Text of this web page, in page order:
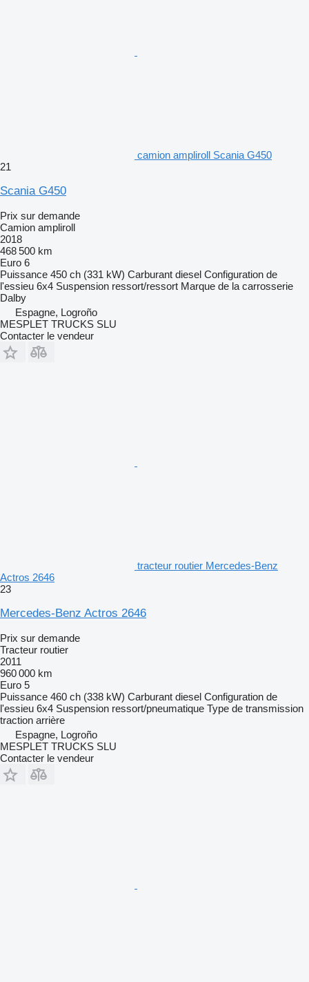
camion ampliroll Scania G450
21
Scania G450
Prix sur demande
Camion ampliroll
2018
468 500 km
Euro 6
Puissance 450 ch (331 kW) Carburant diesel Configuration de
l'essieu 6x4 Suspension ressort/ressort Marque de la carrosserie
Dalby
Espagne, Logroño
MESPLET TRUCKS SLU
Contacter le vendeur
tracteur routier Mercedes-Benz
Actros 2646
23
Mercedes-Benz Actros 2646
Prix sur demande
Tracteur routier
2011
960 000 km
Euro 5
Puissance 460 ch (338 kW) Carburant diesel Configuration de
l'essieu 6x4 Suspension ressort/pneumatique Type de transmission
traction arrière
Espagne, Logroño
MESPLET TRUCKS SLU
Contacter le vendeur